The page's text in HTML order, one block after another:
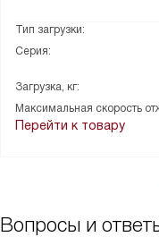
Тип загрузки:
Серия:
Загрузка, кг:
Максимальная скорость
Перейти к товару
Вопросы и